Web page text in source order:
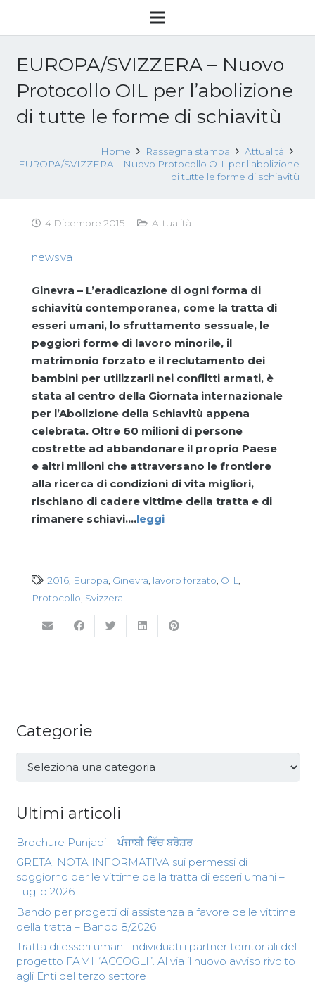
EUROPA/SVIZZERA – Nuovo
Protocollo OIL per l’abolizione
di tutte le forme di schiavitù
Home Rassegna stampa
Attualità
EUROPA/SVIZZERA – Nuovo Protocollo OIL per l’abolizione
di tutte le forme di schiavitù
4 Dicembre 2015 Attualità
news.va
Ginevra – L’eradicazione di ogni forma di
schiavitù contemporanea, come la tratta di
esseri umani, lo sfruttamento sessuale, le
peggiori forme di lavoro minorile, il
matrimonio forzato e il reclutamento dei
bambini per utilizzarli nei conflitti armati, è
stata al centro della Giornata internazionale
per l’Abolizione della Schiavitù appena
celebrata. Oltre 60 milioni di persone
costrette ad abbandonare il proprio Paese
e altri milioni che attraversano le frontiere
alla ricerca di condizioni di vita migliori,
rischiano di cadere vittime della tratta e di
rimanere schiavi….leggi
2016 Europa Ginevra lavoro forzato OIL
Protocollo Svizzera
Categorie
Categorie
Ultimi articoli
Brochure Punjabi – ਪੰਜਾਬੀ ਵਿੱਚ ਬਰੋਸ਼ਰ
GRETA: NOTA INFORMATIVA sui permessi di
soggiorno per le vittime della tratta di esseri umani –
Luglio 2026
Bando per progetti di assistenza a favore delle vittime
della tratta – Bando 8/2026
Tratta di esseri umani: individuati i partner territoriali del
progetto FAMI “ACCOGLI”. Al via il nuovo avviso rivolto
agli Enti del terzo settore